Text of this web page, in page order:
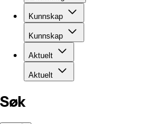
Kunnskap
Kunnskap
Aktuelt
Aktuelt
Søk